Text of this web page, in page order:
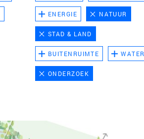
ENERGIE NATUUR
STAD & LAND
BUITENRUIMTE WATER
ONDERZOEK